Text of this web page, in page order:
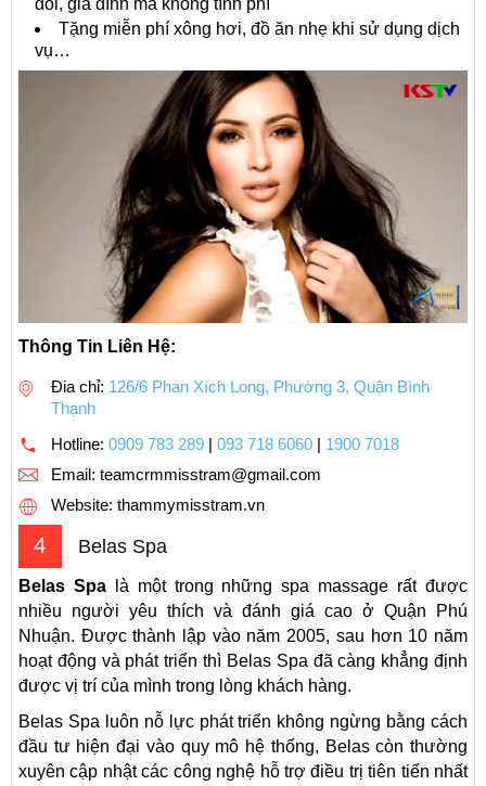
đôi, gia đình mà không tính phí
Tặng miễn phí xông hơi, đồ ăn nhẹ khi sử dụng dịch
vụ…
Thông Tin Liên Hệ:
Đia chỉ: 126/6 Phan Xích Long, Phường 3, Quận Bình
Thạnh
Hotline: 0909 783 289 | 093 718 6060 | 1900 7018
Email: teamcrmmisstram@gmail.com
Website: thammymisstram.vn
4 Belas Spa
Belas Spalà một trong những spa massage rất được
nhiều người yêu thích và đánh giá cao ở Quận Phú
Nhuận. Được thành lập vào năm 2005, sau hơn 10 năm
hoạt động và phát triển thì Belas Spa đã càng khẳng định
được vị trí của mình trong lòng khách hàng.
Belas Spa luôn nỗ lực phát triển không ngừng bằng cách
đầu tư hiện đại vào quy mô hệ thống, Belas còn thường
xuyên cập nhật các công nghệ hỗ trợ điều trị tiên tiến nhất